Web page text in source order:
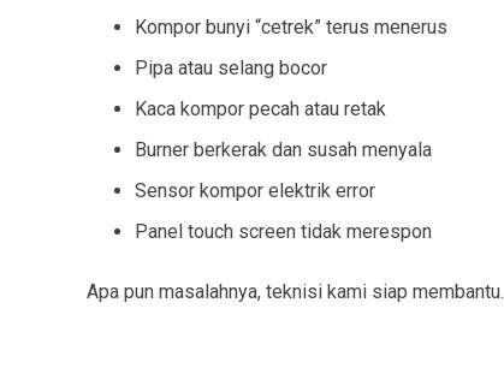
Kompor bunyi “cetrek” terus menerus
Pipa atau selang bocor
Kaca kompor pecah atau retak
Burner berkerak dan susah menyala
Sensor kompor elektrik error
Panel touch screen tidak merespon
Apa pun masalahnya, teknisi kami siap membantu.